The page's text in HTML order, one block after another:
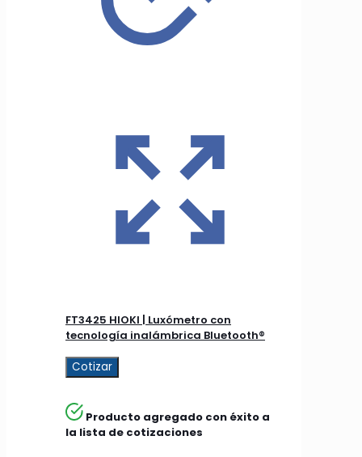
FT3425 HIOKI | Luxómetro con
tecnología inalámbrica Bluetooth®
Cotizar
Producto agregado con éxito a
la lista de cotizaciones